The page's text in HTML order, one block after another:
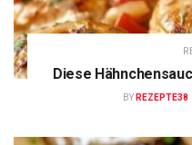
Diese
BY REZEPTE38